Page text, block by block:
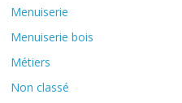
Menuiserie
Menuiserie bois
Métiers
Non classé